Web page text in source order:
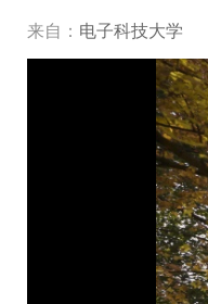
来自： 电子科技大学